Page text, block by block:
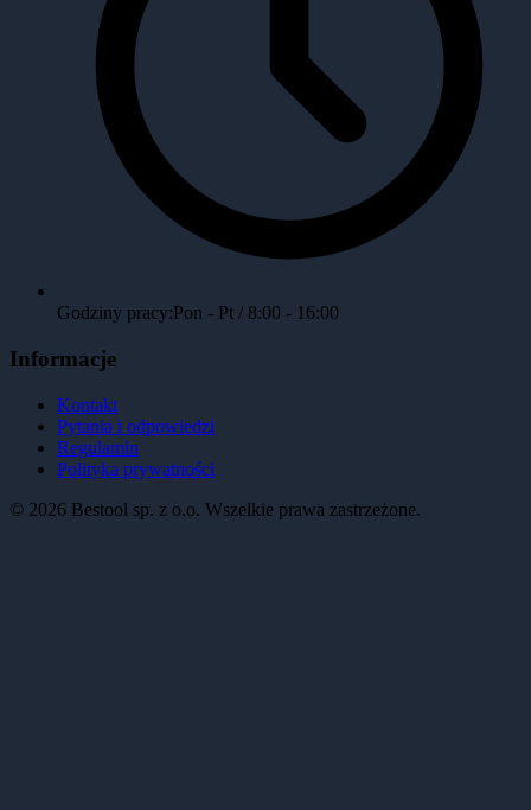
Godziny pracy:Pon - Pt / 8:00 - 16:00
Informacje
Kontakt
Pytania i odpowiedzi
Regulamin
Polityka prywatności
© 2026 Bestool sp. z o.o. Wszelkie prawa zastrzeżone.